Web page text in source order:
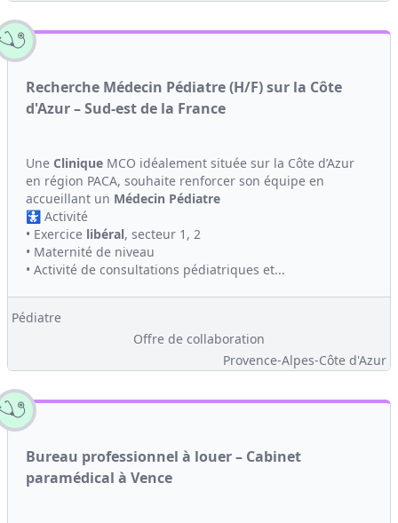
Recherche Médecin Pédiatre (H/F) sur la Côte
d'Azur – Sud-est de la France
Une Clinique MCO idéalement située sur la Côte d’Azur
en région PACA, souhaite renforcer son équipe en
accueillant un Médecin Pédiatre
🚼 Activité
• Exercice libéral, secteur 1, 2
• Maternité de niveau
• Activité de consultations pédiatriques et...
Pédiatre
Offre de collaboration
Provence-Alpes-Côte d'Azur
Bureau professionnel à louer – Cabinet
paramédical à Vence